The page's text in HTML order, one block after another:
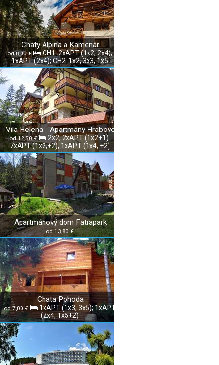
Chaty Alpina a Kamenár
od 8,00 €
CH1: 2xAPT (1x2, 2x4),
1xAPT (2x4); CH2: 1x2, 3x3, 1x5
Vila Helena - Apartmány Hrabovo
od 12,50 €
2x2, 2xAPT (1x2+1),
7xAPT (1x2,+2), 1xAPT (1x4, +2)
Apartmánový dom Fatrapark
od 13,80 €
Chata Pohoda
od 7,00 €
1xAPT (1x3, 3x5); 1xAPT
(2x4, 1x5+2)